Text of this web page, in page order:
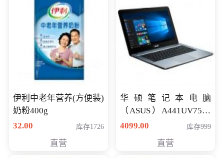
伊利中老年营养(方便装)
奶粉400g
32.00
库存1726
直营
华硕笔记本电脑
（ASUS）A441UV7500
顽石（7代i7-7500U 4G
4099.00 库存999
直营